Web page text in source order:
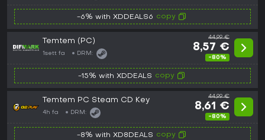
-6% with XDDEALS6 copy
Temtem (PC)
1sett fa DRM:
44,99 €
8,57 €
-80%
-15% with XDDEALS copy
Temtem PC Steam CD Key
4h fa DRM:
44,99 €
8,61 €
-80%
-8% with XD8DEALS copy